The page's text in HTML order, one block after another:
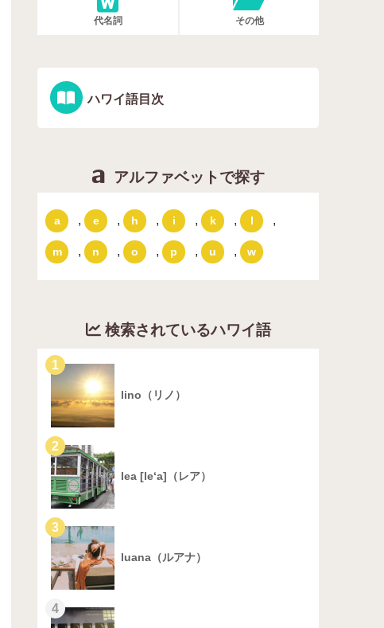
代名詞 その他
ハワイ語目次
アルファベットで探す
a , e , h , i , k , l ,
m , n , o , p , u , w
検索されているハワイ語
1
lino（リノ）
2
lea [le‘a]（レア）
3
luana（ルアナ）
4